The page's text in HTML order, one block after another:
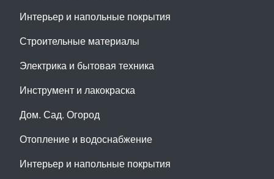
Интерьер и напольные покрытия
Строительные материалы
Электрика и бытовая техника
Инструмент и лакокраска
Дом. Сад. Огород
Отопление и водоснабжение
Интерьер и напольные покрытия